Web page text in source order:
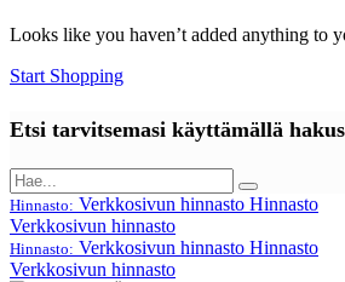
Looks like you haven’t added anything to
Start Shopping
Etsi tarvitsemasi käyttämällä
Hinnasto: Verkkosivun hinnasto Hinnasto
Verkkosivun hinnasto
Hinnasto: Verkkosivun hinnasto Hinnasto
Verkkosivun hinnasto